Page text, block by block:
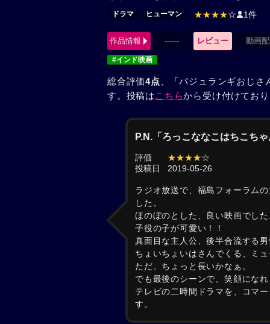
ドラマ ヒューマン ★★★★☆ 1件
作品情報 ------ レビュー 動画
#インド映画
総合評価4点 、「バジュランギおじ
す。投稿は こちらから受け付けており
P.N.「ろっこななこはちこち
評価 ★★★★☆
投稿日
2019-05-26
ラジオ放送で、福島フォーラム
した。
ほのぼのとした、良い映画でした
子役の子が可愛い！！
真面目な主人公、後半合流する男
ちょいちょいはさんでくる、ミ
ただ、ちょっと長いかなぁ。
でも最後のシーンで、笑顔にな
テレビの二時間ドラマを、コマ
す。